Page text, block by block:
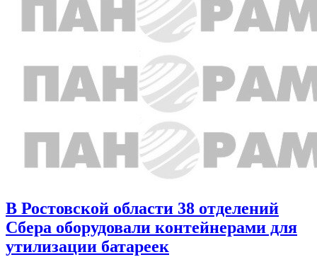
В Ростовской области 38 отделений
Сбера оборудовали контейнерами для
утилизации батареек